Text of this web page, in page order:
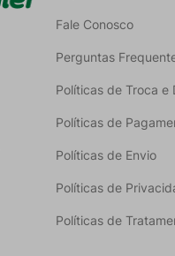
Fale Conosco
Perguntas
Políticas de Troca e
Políticas de
Políticas de Envio
Políticas de
Políticas de